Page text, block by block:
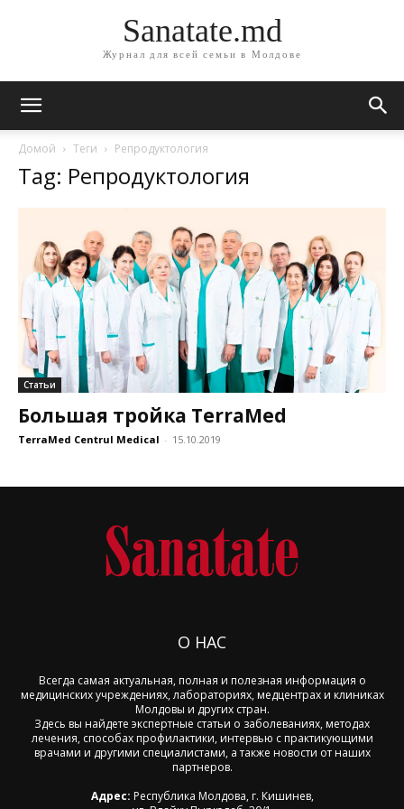
Sanatate.md
Журнал для всей семьи в Молдове
Домой Теги Репродуктология
Tag: Репродуктология
Статьи
Большая тройка TerraMed
TerraMed Centrul Medical - 15.10.2019
О НАС
Всегда самая актуальная, полная и полезная информация о
медицинских учреждениях, лабораториях, медцентрах и клиниках
Молдовы и других стран.
Здесь вы найдете экспертные статьи о заболеваниях, методах
лечения, способах профилактики, интервью с практикующими
врачами и другими специалистами, а также новости от наших
партнеров.
Адрес: Республика Молдова, г. Кишинев,